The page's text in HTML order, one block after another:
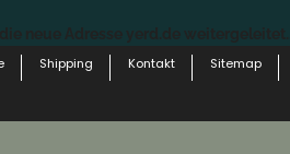
Shipping Kontakt Sitemap